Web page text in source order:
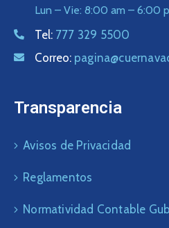
Lun – Vie: 8:00 am – 6:00
Tel: 777 329 5500
Correo:
Transparencia
Avisos de Privacidad
Reglamentos
Normatividad Contable